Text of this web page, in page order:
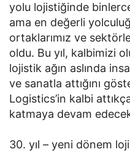
yolu lojistiğinde
ama en değerli
ortaklarımız ve
oldu. Bu yıl, kalbimizi
lojistik ağın aslında
ve sanatla attığını
Logistics’in kalbi
katmaya devam
30. yıl – yeni dönem